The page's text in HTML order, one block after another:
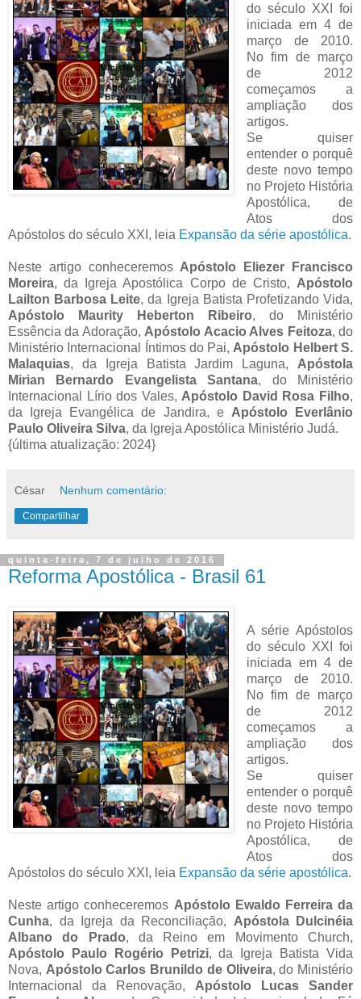
do século XXI foi
iniciada em 4 de
março de 2010.
No fim de março
de 2012
começamos a
ampliação dos
artigos.
Se quiser
entender o porquê
deste novo tempo
no Projeto História
Apostólica, de
Atos dos
Apóstolos do século XXI, leia Expansão da série apostólica.
Neste artigo conheceremos Apóstolo Eliezer Francisco
Moreira, da Igreja Apostólica Corpo de Cristo, Apóstolo
Lailton Barbosa Leite, da Igreja Batista Profetizando Vida,
Apóstolo Maurity Heberton Ribeiro, do Ministério
Essência da Adoração, Apóstolo Acacio Alves Feitoza, do
Ministério Internacional Íntimos do Pai, Apóstolo Helbert S.
Malaquias, da Igreja Batista Jardim Laguna, Apóstola
Mirian Bernardo Evangelista Santana, do Ministério
Internacional Lírio dos Vales, Apóstolo David Rosa Filho,
da Igreja Evangélica de Jandira, e Apóstolo Everlânio
Paulo Oliveira Silva, da Igreja Apostólica Ministério Judá.
{última atualização: 2024}
César Nenhum comentário:
Compartilhar
quinta-feira, 7 de julho de 2016
Reforma Apostólica - Brasil 61
A série Apóstolos
do século XXI foi
iniciada em 4 de
março de 2010.
No fim de março
de 2012
começamos a
ampliação dos
artigos.
Se quiser
entender o porquê
deste novo tempo
no Projeto História
Apostólica, de
Atos dos
Apóstolos do século XXI, leia Expansão da série apostólica.
Neste artigo conheceremos Apóstolo Ewaldo Ferreira da
Cunha, da Igreja da Reconciliação, Apóstola Dulcinéia
Albano do Prado, da Reino em Movimento Church,
Apóstolo Paulo Rogério Petrizi, da Igreja Batista Vida
Nova, Apóstolo Carlos Brunildo de Oliveira, do Ministério
Internacional da Renovação, Apóstolo Lucas Sander